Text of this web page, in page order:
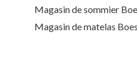
Magasin de sommier
Magasin de matelas